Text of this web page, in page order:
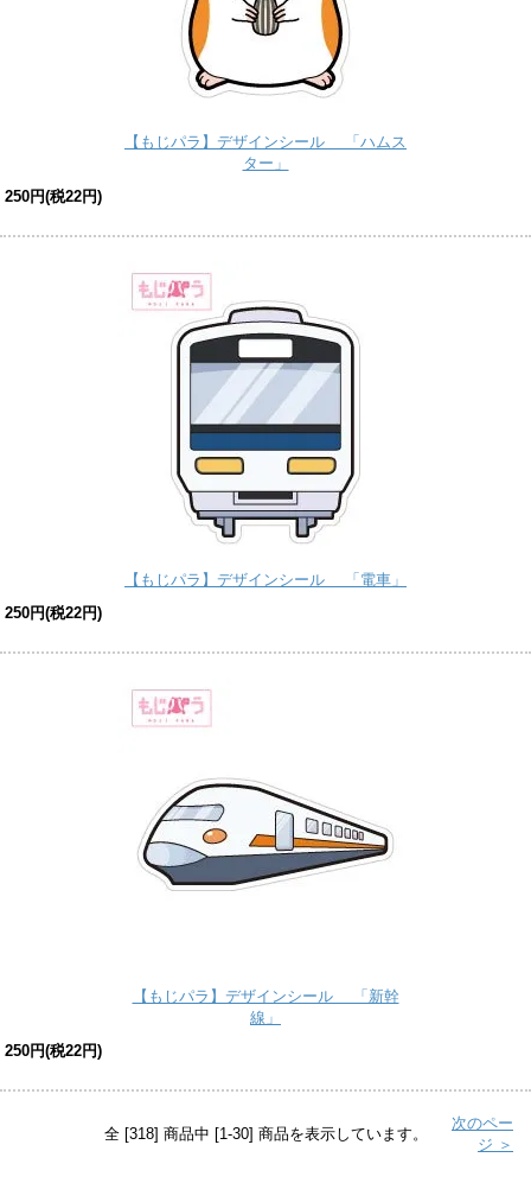
【もじパラ】デザインシール 「ハムス
ター」
250円(税22円)
【もじパラ】デザインシール 「電車」
250円(税22円)
【もじパラ】デザインシール 「新幹
線」
250円(税22円)
全 [318] 商品中 [1-30] 商品を表示しています。
次のペー
ジ ＞